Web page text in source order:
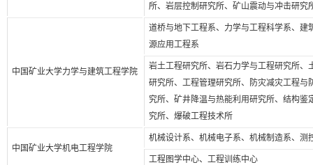
所、岩层控制研究所、矿山震动与冲击研究
中国矿业大学力学与建筑工程学院
道桥与地下工程系、力学与工程科学系、建
源应用工程系
岩土工程研究所、岩石力学与工程研究所、
研究所、工程管理研究所、防灾减灾工程与
究所、矿井降温与热能利用研究所、结构
究所、爆破工程技术所
中国矿业大学机电工程学院
机械设计系、机械电子系、机械制造系、测
工程图学中心、工程训练中心